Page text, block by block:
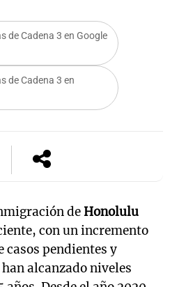
de Cadena 3 en Google
de Cadena 3 en
deHonolulu
con un incremento
casos pendientes y
alcanzado niveles